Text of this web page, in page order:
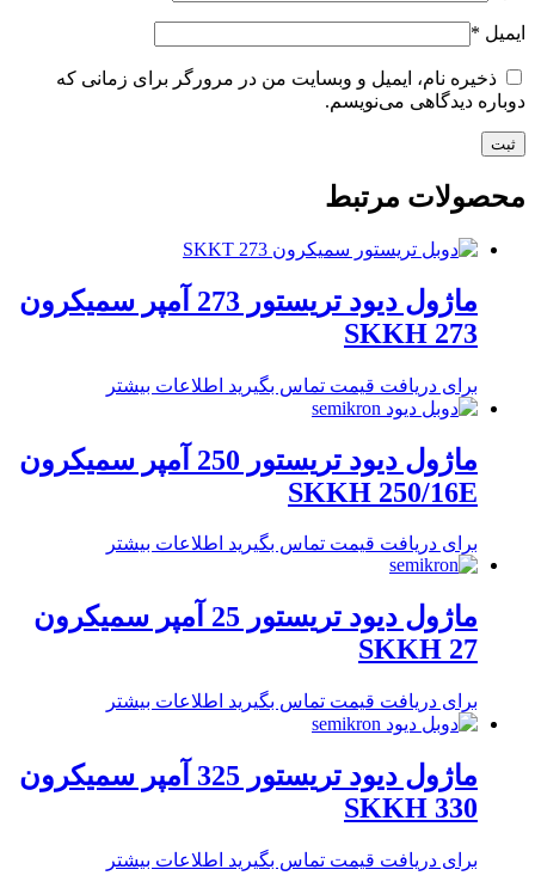
ایمیل *
ذخیره نام، ایمیل و وبسایت من در مرورگر برای زمانی که
دوباره دیدگاهی می‌نویسم.
محصولات مرتبط
ماژول دیود تریستور 273 آمپر سمیکرون
SKKH 273
برای دریافت قیمت تماس بگیرید اطلاعات بیشتر
ماژول دیود تریستور 250 آمپر سمیکرون
SKKH 250/16E
برای دریافت قیمت تماس بگیرید اطلاعات بیشتر
ماژول دیود تریستور 25 آمپر سمیکرون
SKKH 27
برای دریافت قیمت تماس بگیرید اطلاعات بیشتر
ماژول دیود تریستور 325 آمپر سمیکرون
SKKH 330
برای دریافت قیمت تماس بگیرید اطلاعات بیشتر